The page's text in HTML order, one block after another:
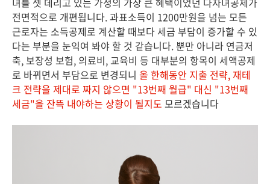
전면적으로 개편됩니다. 과표소득이 1200만원을 넘는 모든
근로자는 소득공제로 계산할 때보다 세금 부담이 증가할 수 있
다는 부분을 눈익여 봐야 할 것 같습니다. 뿐만 아니라 연금저
축, 보장성 보험, 의료비, 교육비 등 대부분의 항목이 세액공제
로 바뀌면서 부담으로 변경되니 올 한해동안 지출 전략, 재테
크 전략을 제대로 짜지 않으면 "13번째 월급" 대신 "13번째
세금"을 잔뜩 내야하는 상황이 될지도 모르겠습니다